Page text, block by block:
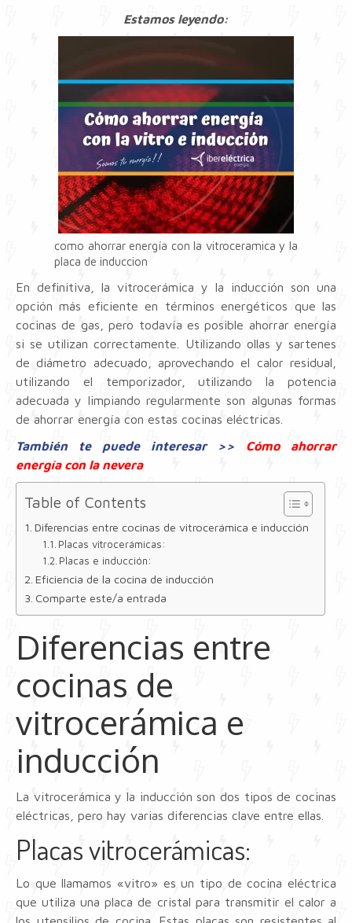
Estamos leyendo:
como ahorrar energía con la vitroceramica y la
placa de induccion
En definitiva, la vitrocerámica y la inducción son una
opción más eficiente en términos energéticos que las
cocinas de gas, pero todavía es posible ahorrar energía
si se utilizan correctamente. Utilizando ollas y sartenes
de diámetro adecuado, aprovechando el calor residual,
utilizando el temporizador, utilizando la potencia
adecuada y limpiando regularmente son algunas formas
de ahorrar energía con estas cocinas eléctricas.
También te puede interesar >> Cómo ahorrar
energía con la nevera
Table of Contents
Diferencias entre cocinas de vitrocerámica e inducción
Placas vitrocerámicas:
Placas e inducción:
Eficiencia de la cocina de inducción
Comparte este/a entrada
Diferencias entre
cocinas de
vitrocerámica e
inducción
La vitrocerámica y la inducción son dos tipos de cocinas
eléctricas, pero hay varias diferencias clave entre ellas.
Placas vitrocerámicas:
Lo que llamamos «vitro» es un tipo de cocina eléctrica
que utiliza una placa de cristal para transmitir el calor a